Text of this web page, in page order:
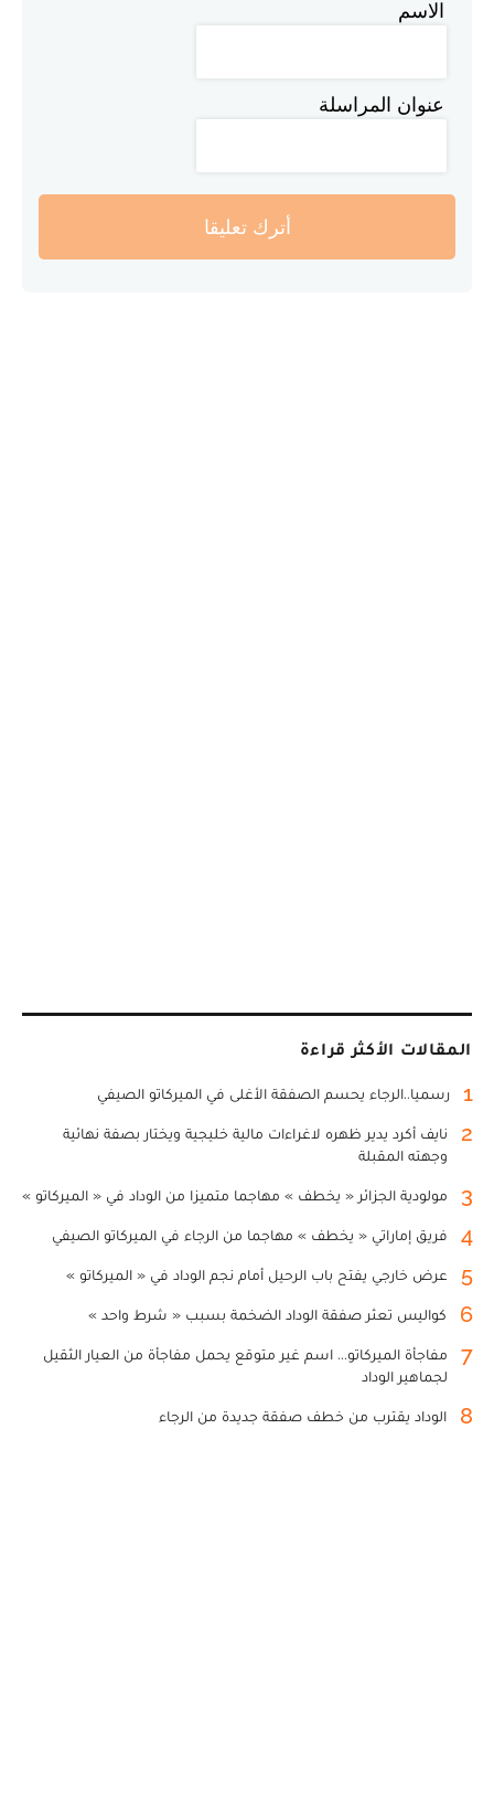
الاسم
عنوان المراسلة
أترك تعليقا
المقالات الأكثر قراءة
1 رسميا..الرجاء يحسم الصفقة الأغلى في الميركاتو الصيفي
2
نايف أكرد يدير ظهره لاغراءات مالية خليجية ويختار بصفة نهائية
وجهته المقبلة
3 مولودية الجزائر « يخطف » مهاجما متميزا من الوداد في « الميركاتو »
4 فريق إماراتي « يخطف » مهاجما من الرجاء في الميركاتو الصيفي
5 عرض خارجي يفتح باب الرحيل أمام نجم الوداد في « الميركاتو »
6 كواليس تعثر صفقة الوداد الضخمة بسبب « شرط واحد »
7
مفاجأة الميركاتو... اسم غير متوقع يحمل مفاجأة من العيار الثقيل
لجماهير الوداد
8 الوداد يقترب من خطف صفقة جديدة من الرجاء